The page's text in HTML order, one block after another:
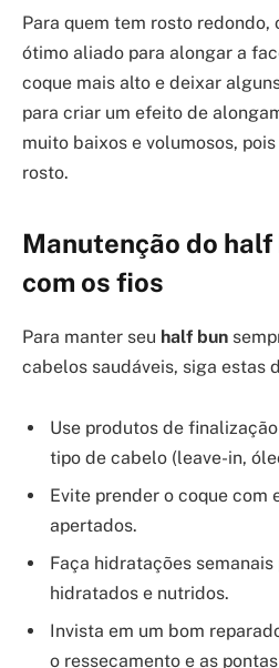
Para quem tem rosto redondo,
ótimo aliado para alongar a
coque mais alto e deixar
para criar um efeito de
muito baixos e volumosos,
rosto.
Manutenção do half
com os fios
Para manter seu half bun
cabelos saudáveis, siga estas
Use produtos de
tipo de cabelo (leave-in,
Evite prender o coque com
apertados.
Faça hidratações
hidratados e nutridos.
Invista em um bom
o ressecamento e as